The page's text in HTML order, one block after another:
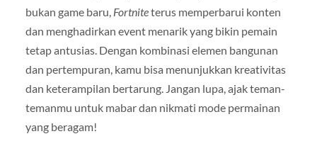
bukan game baru, Fortniteterus memperbarui konten
dan menghadirkan event menarik yang bikin pemain
tetap antusias. Dengan kombinasi elemen bangunan
dan pertempuran, kamu bisa menunjukkan kreativitas
dan keterampilan bertarung. Jangan lupa, ajak teman-
temanmu untuk mabar dan nikmati mode permainan
yang beragam!